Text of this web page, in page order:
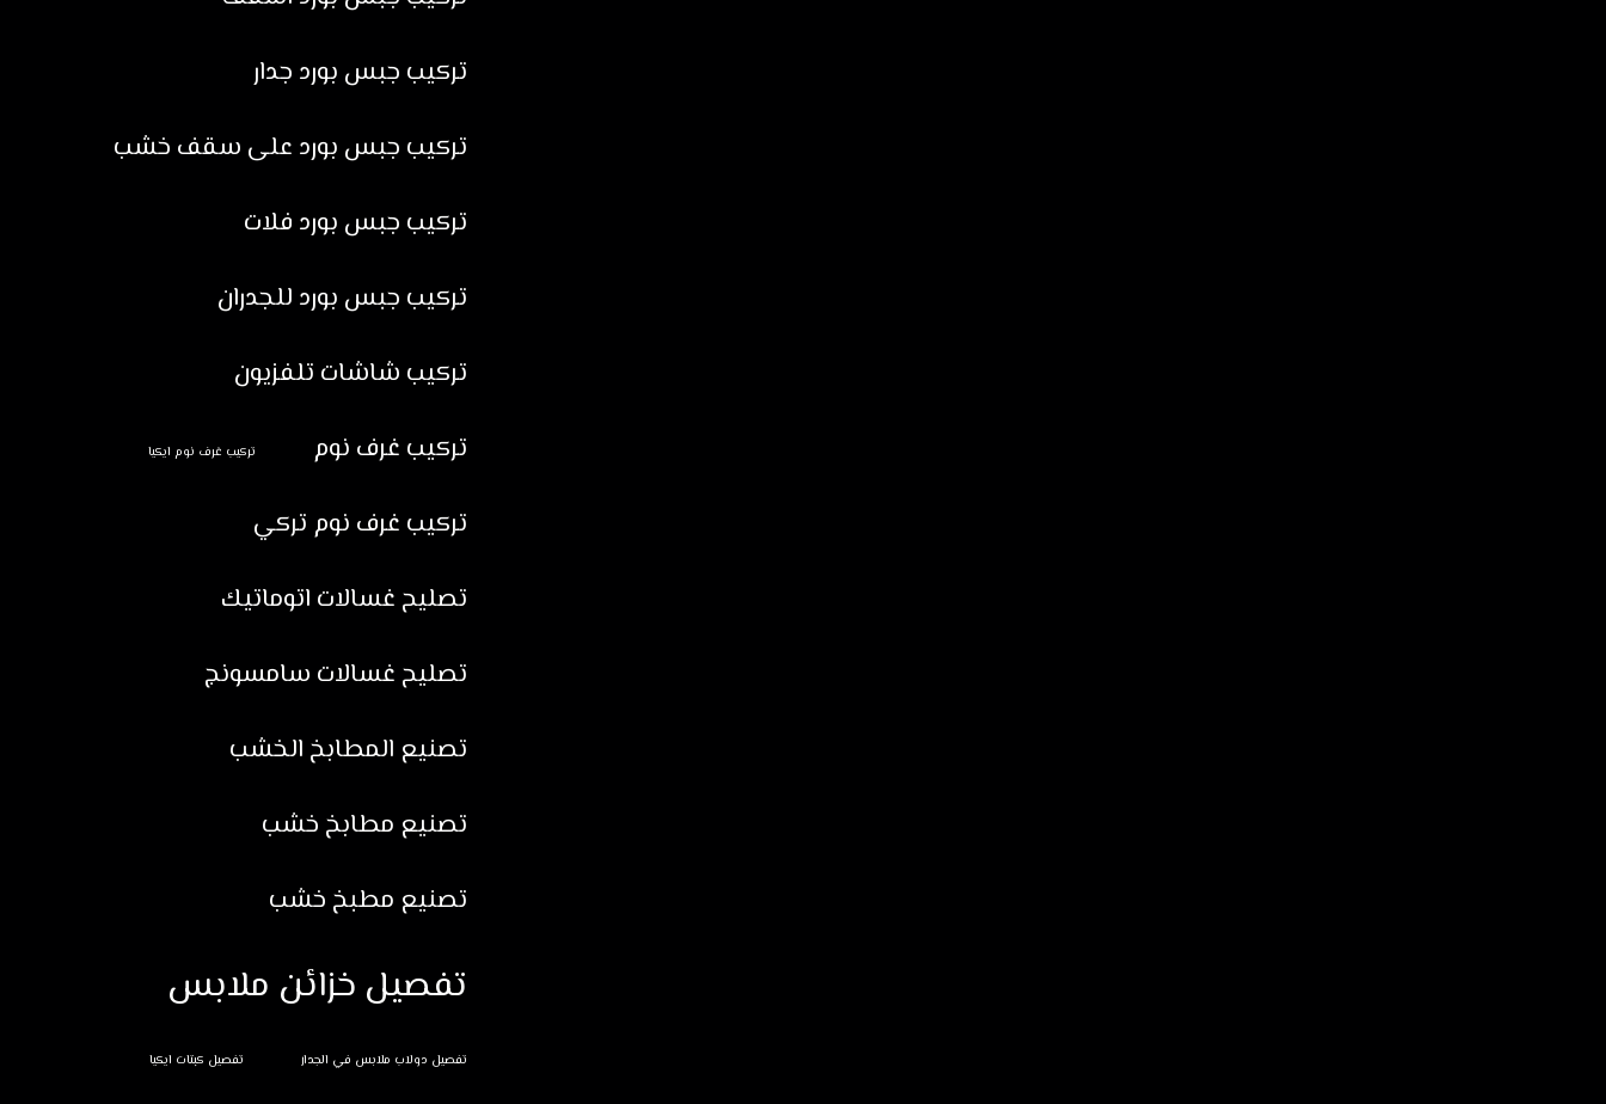
تركيب جبس بورد جدار
تركيب جبس بورد على سقف خشب
تركيب جبس بورد فلات
تركيب جبس بورد للجدران
تركيب شاشات تلفزيون
تركيب غرف نوم
تركيب غرف نوم ايكيا
تركيب غرف نوم تركي
تصليح غسالات اتوماتيك
تصليح غسالات سامسونج
تصنيع المطابخ الخشب
تصنيع مطابخ خشب
تصنيع مطبخ خشب
تفصيل خزائن ملابس
تفصيل دولاب ملابس في الجدار تفصيل كبتات ايكيا